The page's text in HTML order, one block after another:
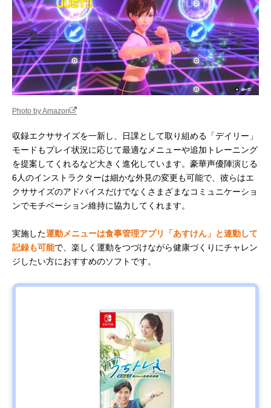
Photo by Amazon
収録エクササイズを一新し、日課として取り組める「デイリー」
モードもプレイ状況に応じて最適なメニューや追加トレーニング
を提案してくれるなど大きく進化しています。豪華声優陣演じる
6人のインストラクターは細かな外見の変更も可能で、彼らはエ
クササイズのアドバイスだけでなくさまざまなコミュニケーショ
ンでモチベーション維持に協力してくれます。
実施した運動メニューは食事管理アプリ「あすけん」と連動して
記録も可能で、楽しく運動をつづけながら健康づくりにチャレン
ジしたい方におすすめのソフトです。